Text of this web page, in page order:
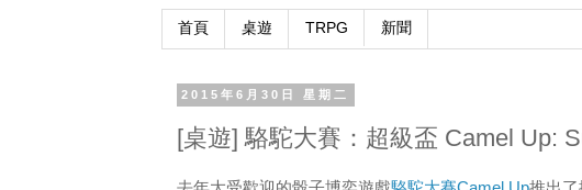
首頁 桌遊 TRPG 新聞
2015年6月30日 星期二
[桌遊] 駱駝大賽：超級盃 Camel Up: